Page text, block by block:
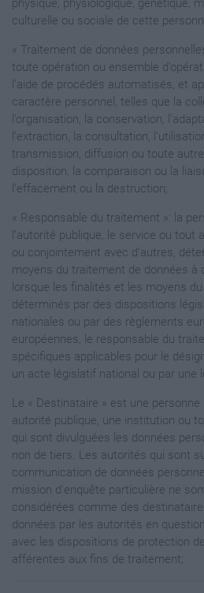
physique, physiologique, génétique,
culturelle ou sociale de cette
« Traitement de données
toute opération ou ensemble
l’aide de procédés automatisés, et
caractère personnel, telles que la
l’organisation, la conservation,
l’extraction, la consultation,
transmission, diffusion ou toute
disposition, la comparaison ou la
l’effacement ou la destruction;
« Responsable du traitement »: la
l’autorité publique, le service ou tout
ou conjointement avec d’autres,
moyens du traitement de données à
lorsque les finalités et les moyens
déterminés par des dispositions
nationales ou par des règlements
européennes, le responsable du
spécifiques applicables pour le
un acte législatif national ou par une
Le « Destinataire » est une
autorité publique, une institution ou
qui sont divulguées les données
non de tiers. Les autorités qui sont
communication de données
mission d'enquête particulière ne
considérées comme des
données par les autorités en
avec les dispositions de protection
afférentes aux fins de traitement;